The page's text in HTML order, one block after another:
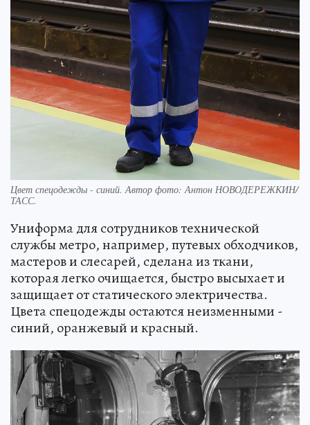
Цвет спецодежды - синий. Автор фото: Антон НОВОДЕРЕЖКИН/
ТАСС.
Униформа для сотрудников технической
службы метро, например, путевых обходчиков,
мастеров и слесарей, сделана из ткани,
которая легко очищается, быстро высыхает и
защищает от статического электричества.
Цвета спецодежды остаются неизменными -
синий, оранжевый и красный.